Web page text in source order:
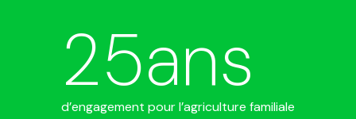
d’engagement pour l’agriculture familiale
25ans